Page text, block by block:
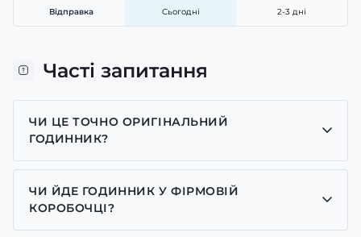
Відправка Сьогодні 2-3 дні
Часті запитання
ЧИ ЦЕ ТОЧНО ОРИГІНАЛЬНИЙ
ГОДИННИК?
Так, усі годинники у нас лише оригінальні, ми є
представником багатьох брендів.
ЧИ ЙДЕ ГОДИННИК У ФІРМОВІЙ
КОРОБОЧЦІ?